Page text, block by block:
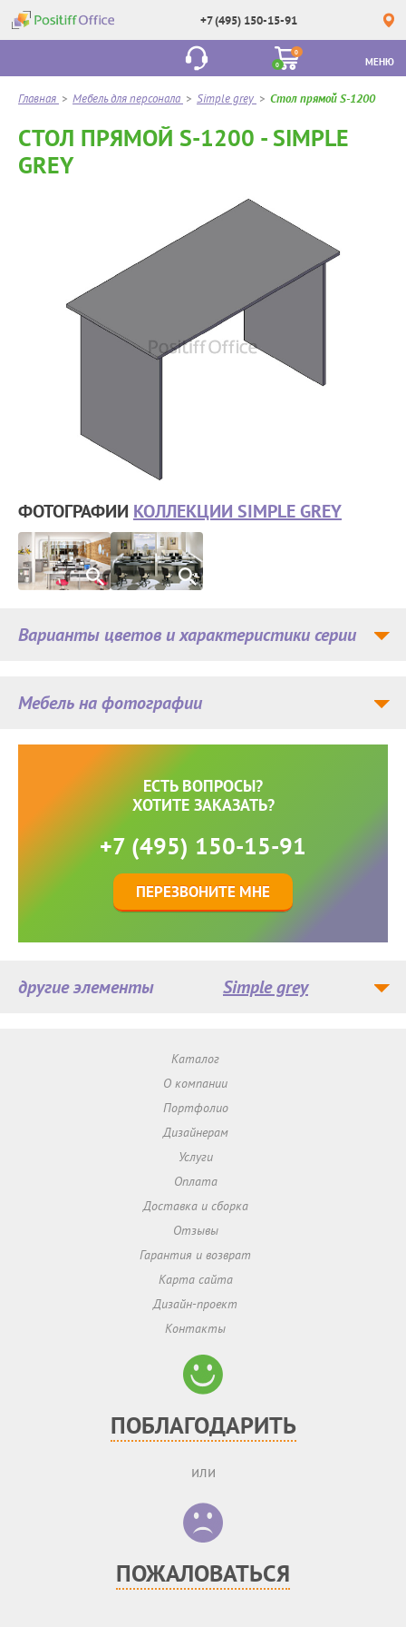
+7 (495) 150-15-91
0
0
МЕНЮ
Главная > Мебель для персонала > Simple grey > Стол прямой S-1200
СТОЛ ПРЯМОЙ S-1200 - SIMPLE
GREY
ФОТОГРАФИИ КОЛЛЕКЦИИ SIMPLE GREY
Мебель на фотографии
Варианты цветов и характеристики серии
ЕСТЬ ВОПРОСЫ?
ХОТИТЕ ЗАКАЗАТЬ?
+7 (495) 150-15-91
ПЕРЕЗВОНИТЕ МНЕ
другие элементы Simple grey
Каталог
О компании
Портфолио
Дизайнерам
Услуги
Оплата
Доставка и сборка
Отзывы
Гарантия и возврат
Карта сайта
Дизайн-проект
Контакты
ПОБЛАГОДАРИТЬ
или
ПОЖАЛОВАТЬСЯ